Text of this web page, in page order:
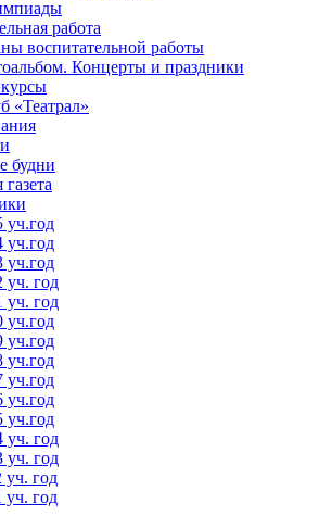
работа
воспитательной работы
Концерты и праздники
«Театрал»
будни
уч.год
уч.год
уч.год
уч. год
уч. год
уч.год
уч.год
уч.год
уч.год
уч.год
уч.год
уч. год
уч. год
уч. год
уч. год